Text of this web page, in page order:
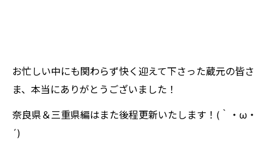
お忙しい中にも関わらず快く迎えて下さった蔵元の皆さ
ま、本当にありがとうございました！
奈良県＆三重県編はまた後程更新いたします！(｀・ω・
´)